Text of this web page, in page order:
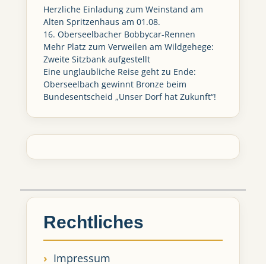
Herzliche Einladung zum Weinstand am
Alten Spritzenhaus am 01.08.
16. Oberseelbacher Bobbycar-Rennen
Mehr Platz zum Verweilen am Wildgehege:
Zweite Sitzbank aufgestellt
Eine unglaubliche Reise geht zu Ende:
Oberseelbach gewinnt Bronze beim
Bundesentscheid „Unser Dorf hat Zukunft“!
Rechtliches
Impressum